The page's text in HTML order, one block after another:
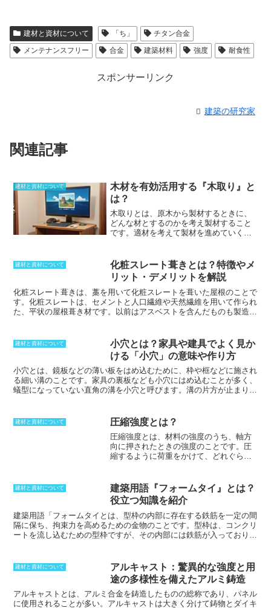
建材と資材について 「ち」
チタン合金
メンテナンスフリー
合金 建築材料 強度 耐食性
スポンサーリンク
建築の研究家
関連記事
建材と資材について
木材を有効活用する『木取り』と
は？
木取りとは、原木から製材するときに、
どんな材とするのかを考え製材すること
です。適材を考えて製材を進めていくた
ことになります。原木から柱や梁、板を
取っていくことになりますが、それぞれ
使用箇所が違うため必要とされる性能も
違うのです。 木取り次第 では、節の問題
なども出てくるため、木材としての値段
も変わってくることになります。製材す
くことになることからも、木取り とよば
れることが多いのです。
建材と資材について
化粧スレート葺きとは？特徴やメ
リット・デメリットを解説
化粧スレート葺きは、藁を用いて化粧スレートを葺いた屋根のことで
す。化粧スレートは、セメントと人口繊維や天然繊維を用いて作られ
た、平状の屋根葺き材です。 以前はアスベストを含んだものも製造さ
レート葺きの特徴として、軽量で耐震性にすぐれている点が挙げられ
ます。また、安価で広く普及しているため対応できる業者も多く、構
造が単純なため葺き替えが容易である点もメリットです。一方で、化
粧スレート葺きの欠点として、割れやすいことや、表面がざらついて
いるためコケやカビが生えやすい点が挙げられます。
建材と資材について
小穴とは？家具や建具でよく見か
ける「小穴」の意味や作り方
小穴とは、鏡板などの薄い板をはめ込むために、枠や框などに施され
る細い溝のことです。家具の裏板なども小穴にはめ込むことが多く、
蟻型になっていない直角の溝を小穴と呼びます。溝の片方が止まりに
います。小穴を突くためには、機械じゃくりかんなを使用する場合が
多いです。機械じゃくりかんなは、溝を加工するのに使う溝かんなの
うち、荒突きかんなと、わき取りかんなを組み合わせた機構の物で
す。荒突きかんなは溝を突く物で、わき取りかんなは側面を仕上げま
す。しかし、現在では、電動カッターの刃を替えて加工することが多
建材と資材について 圧縮強度とは？
圧縮強度とは、材料の強度のうち、軸方
向に押されたときの強度のことです。圧
縮するように荷重をかけて、どれぐらい
片を試験機にかけることです。出た値を
断面積で割ることによって求められま
す。円柱状や角柱状の試験片を作って試
験をします。一般的に、引っ張り強度と
比較した場合、圧縮強度のほうが大きく
なることが多いです。部材の面積が大き
している場合などは、圧縮強度が極端に
落ちます。こうしたばらつきが生まれる
ことから、一定の規則を決めないと正確
な値が求められないため、公的な試験で
は、材料によって大きさが定められてい
建材と資材について
建築用語『フォームタイ』とは？
役立つ知識を紹介
建築用語「フォームタイとは、型枠の内部に存在する鉄筋を一定の間
隔に保ち、拘束力を高めるための金物のことです。型枠は、コンクリ
ートを流し込むための型枠ですが、その内部には鉄筋が入っており、
では型枠に拘束力を与えることができません。そこで、フォームタイ
を取り付け、両側から単管パイプなどを取り付けて締め付けること
で、拘束力を与え、コンクリートの打設時にパンクすることを防ぎま
す。フォームタイは、以前は角材などで拘束力を与えていましたが、
格段に安全性も向上するようになりました。型のパンクをを防ぎ、型
建材と資材について
アルキャスト：驚異的な強度と用
途の多様性を備えたアルミ鋳造
アルキャストとは、 アルミ合金を鋳造したものの総称であり、パネル
に使用されることが多い。アルキャストは大きく分けて鋳物とダイキ